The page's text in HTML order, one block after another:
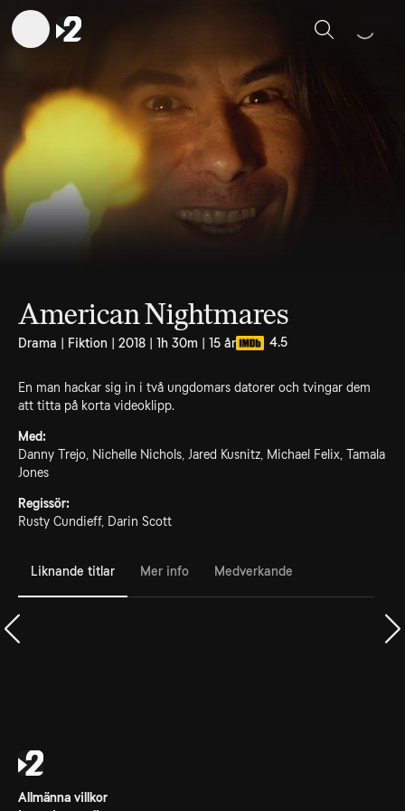
Sök
American Nightmares
Drama | Fiktion | 2018 | 1h 30m | 15 år 4.5
En man hackar sig in i två ungdomars datorer och tvingar dem
att titta på korta videoklipp.
Med:
Danny Trejo, Nichelle Nichols, Jared Kusnitz, Michael Felix, Tamala
Jones
Regissör:
Rusty Cundieff, Darin Scott
Liknande titlar Mer info Medverkande
Allmänna villkor